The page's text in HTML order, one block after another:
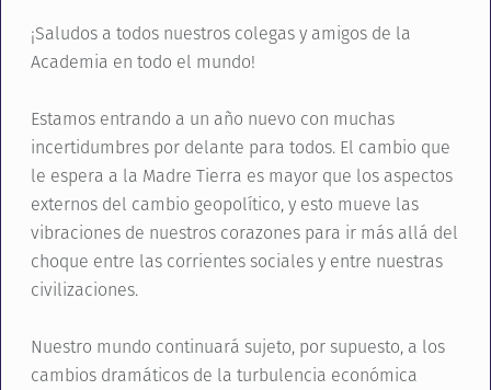
¡Saludos a todos nuestros colegas y amigos de la
Academia en todo el mundo!
Estamos entrando a un año nuevo con muchas
incertidumbres por delante para todos. El cambio que
le espera a la Madre Tierra es mayor que los aspectos
externos del cambio geopolítico, y esto mueve las
vibraciones de nuestros corazones para ir más allá del
choque entre las corrientes sociales y entre nuestras
civilizaciones.
Nuestro mundo continuará sujeto, por supuesto, a los
cambios dramáticos de la turbulencia económica